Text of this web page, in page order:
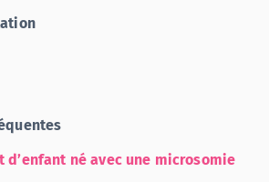
d’enfant né avec une microsomie